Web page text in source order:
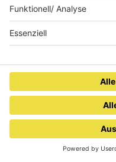
vermeiden